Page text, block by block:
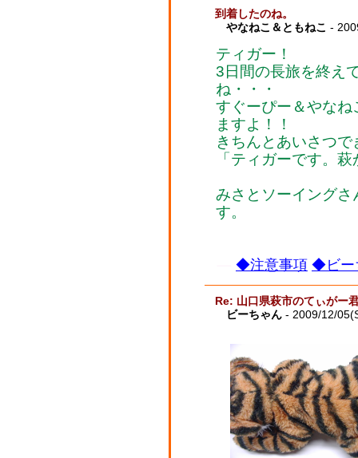
到着したのね。
やなねこ＆ともねこ -
ティガー！
3日間の長旅を終え
ね・・・
すぐーぴー＆やな
ますよ！！
きちんとあいさつで
「ティガーです。
みさとソーイング
す。
◆注意事項 ◆ビー
Re: 山口県萩市のてぃがー
ビーちゃん - 2009/12/